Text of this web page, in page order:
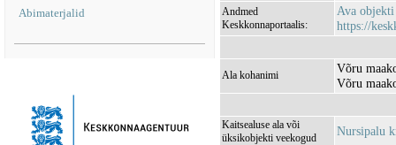
Abimaterjalid
Andmed
Keskkonnaportaalis:
Ava objekti
https://
Ala kohanimi
Võru
Võru
Kaitsealuse ala või
üksikobjekti veekogud
Nursipalu